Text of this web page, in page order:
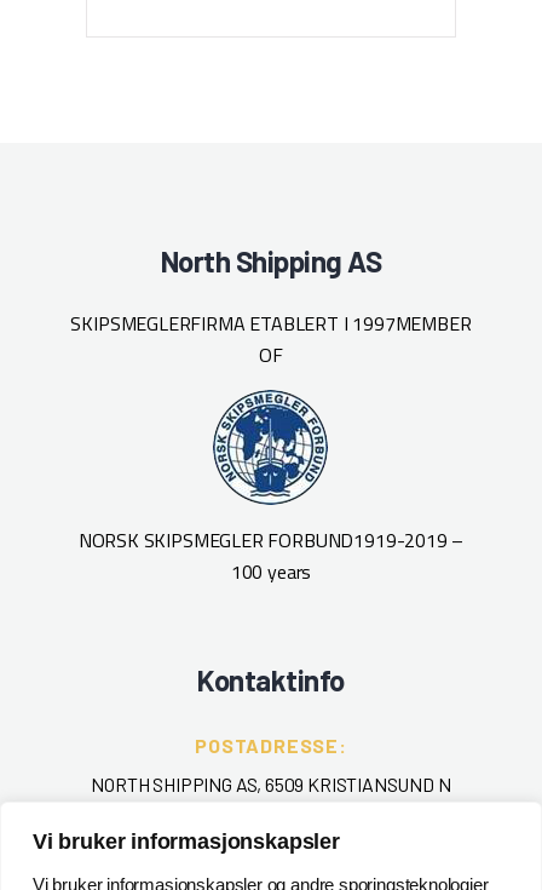
Vi bruker informasjonskapsler
Vi bruker informasjonskapsler og andre sporingsteknologier
North Shipping AS
SKIPSMEGLERFIRMA ETABLERT I 1997MEMBER
OF
NORSK SKIPSMEGLER FORBUND1919-2019 –
100 years
Kontaktinfo
POSTADRESSE:
NORTH SHIPPING AS, 6509 KRISTIANSUND N
TELEFON:
+ 47 715 40 000